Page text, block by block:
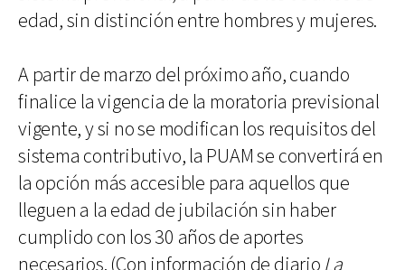
edad, sin distinción entre hombres y mujeres.
A partir de marzo del próximo año, cuando
finalice la vigencia de la moratoria previsional
vigente, y si no se modifican los requisitos del
sistema contributivo, la PUAM se convertirá en
la opción más accesible para aquellos que
lleguen a la edad de jubilación sin haber
cumplido con los 30 años de aportes
necesarios. (Con información de diario La